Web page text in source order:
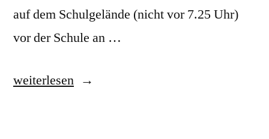
auf dem Schulgelände (nicht vor 7.25 Uhr)
vor der Schule an …
weiterlesen